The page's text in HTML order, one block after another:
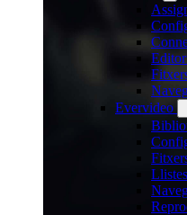
Evervideo